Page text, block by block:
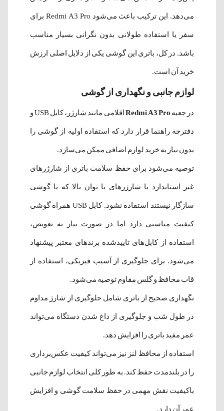
می‌دهد. این ترکیب باعث می‌شود Redmi A3 Pro برای
سفر یا استفاده طولانی بدون نگرانی بسیار مناسب
باشد. در کل، باتری این گوشی یکی از دلایل اصلی ارزش
خرید آن است.
لوازم جانبی و نگهداری از گوشی
در جعبه Redmi A3 Pro اقلامی مانند شارژر، کابل USB و
دفترچه راهنما قرار دارد که استفاده اولیه از گوشی را
بدون نیاز به خرید لوازم اضافی ممکن می‌سازد.
توصیه می‌شود برای حفظ سلامت باتری از شارژرهای
غیر استاندارد یا شارژرهای با توان بالا که با گوشی
سازگار نیستند استفاده نشود. کابل USB همراه گوشی
کیفیت مناسبی دارد اما در صورت نیاز به تعویض،
استفاده از کابل‌های تاییدشده برندهای معتبر پیشنهاد
می‌شود. برای جلوگیری از آسیب فیزیکی، استفاده از
قاب محافظ و گلس مقاوم توصیه می‌شود.
نگهداری صحیح از باتری شامل جلوگیری از شارژ مداوم
در طول شب و جلوگیری از داغ شدن دستگاه می‌تواند
عمر مفید باتری را افزایش دهد.
استفاده از محافظ لنز نیز می‌تواند کیفیت عکس‌برداری
را در بلندمدت حفظ کند. به طور کلی انتخاب لوازم جانبی
باکیفیت نقش مهمی در حفظ سلامت گوشی و افزایش
عمر آن دارد.